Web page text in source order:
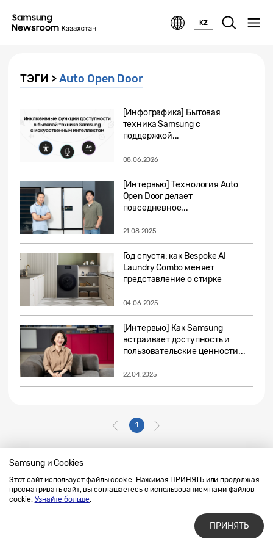
KZ
Samsung и Cookies
Этот сайт использует файлы cookie. Нажимая ПРИНЯТЬ или продолжая
просматривать сайт, вы соглашаетесь с использованием нами файлов
cookie. Узнайте больше.
ПРИНЯТЬ
ТЭГИ >Auto Open Door
[Инфографика] Бытовая
техника Samsung с
поддержкой...
08.06.2026
[Интервью] Технология Auto
Open Door делает
повседневное...
21.08.2025
Год спустя: как Bespoke AI
Laundry Combo меняет
представление о стирке
04.06.2025
[Интервью] Как Samsung
встраивает доступность и
пользовательские ценности...
22.04.2025
1
Напишите нам
SAMSUNG.COM
Условия использования материалов